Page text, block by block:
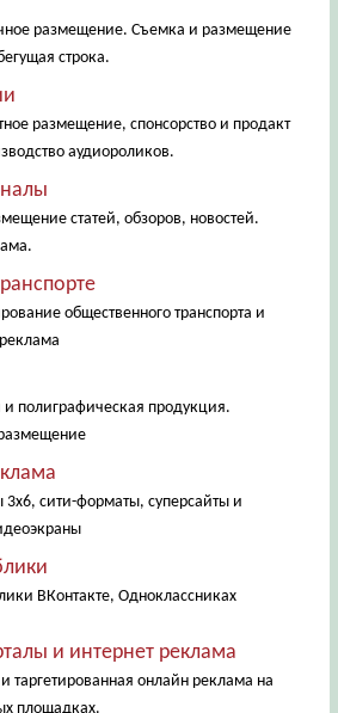
размещение. Съемка и размещение
строка.
размещение, спонсорство и продакт
аудиороликов.
статей, обзоров, новостей.
общественного транспорта и
и полиграфическая продукция.
сити-форматы, суперсайты и
ВКонтакте, Одноклассниках
и интернет реклама
таргетированная онлайн реклама на
площадках.